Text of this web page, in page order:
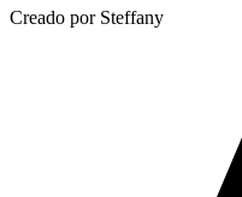
Creado por Steffany